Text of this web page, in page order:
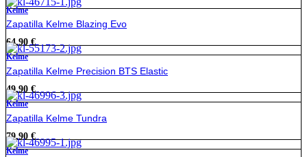
Kelme
Zapatilla Kelme Blazing Evo
64,90€
Kelme
Zapatilla Kelme Precision BTS Elastic
49,90 €
Kelme
Zapatilla Kelme Tundra
79,90 €
Kelme